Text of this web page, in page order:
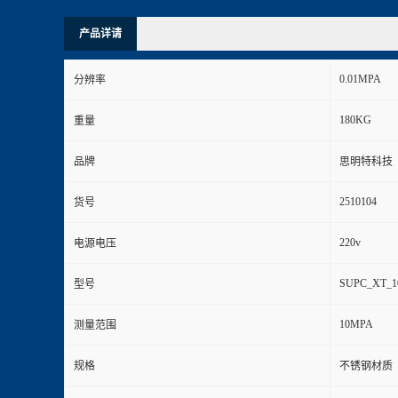
产品详请
分辨率 0.01MPA
重量 180KG
品牌 思明特科技
货号 2510104
电源电压 220v
型号
测量范围 10MPA
规格 不锈钢材质